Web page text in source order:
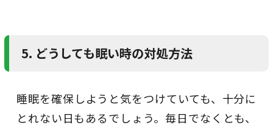
5. どうしても眠い時の対処方法
睡眠を確保しようと気をつけていても、十分に
とれない日もあるでしょう。毎日でなくとも、